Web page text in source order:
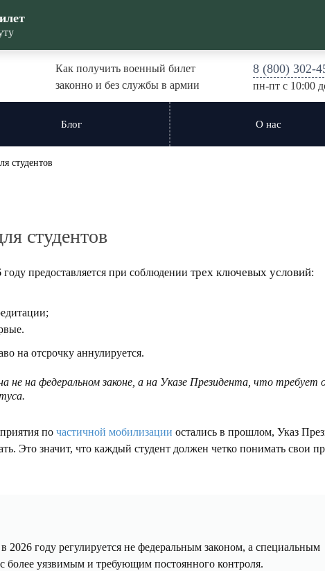
Как получить военный билет
законно и без службы в армии
8 (800) 302-
пн-пт c 10:00
Блог О нас
студентов
студентов
предоставляется при соблюдении трех ключевых условий:
на отсрочку аннулируется.
не на федеральном законе, а на Указе Президента, что требует
по частичной мобилизации остались в прошлом, Указ
Это значит, что каждый студент должен четко понимать свои
2026 году регулируется не федеральным законом, а специальным
более уязвимым и требующим постоянного контроля.